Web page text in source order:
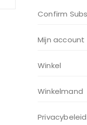
Confirm
Mijn account
Winkel
Winkelmand
Privacybeleid